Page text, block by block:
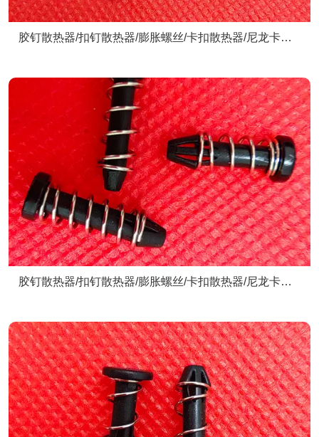
胶钉散热器/扣钉散热器/膨胀螺丝/卡扣散热器/尼龙卡扣/
胶钉散热器/扣钉散热器/膨胀螺丝/卡扣散热器/尼龙卡扣/